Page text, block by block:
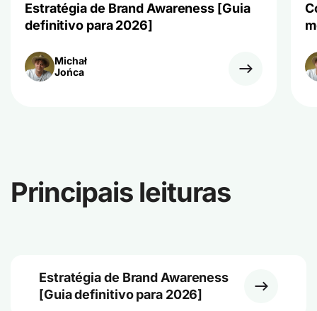
Estratégia de Brand Awareness [Guia
definitivo para 2026]
Michał
Jońca
Principais leituras
Estratégia de Brand Awareness
[Guia definitivo para 2026]